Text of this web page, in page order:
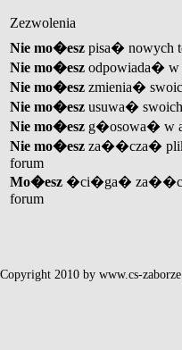
Zezwolenia
Nie mo�esz pisa� nowych
Nie mo�esz odpowiada� w
Nie mo�esz zmienia�
Nie mo�esz usuwa�
Nie mo�esz g�osowa� w
Nie mo�esz za��cza�
forum
Mo�esz �ci�ga�
forum
Copyright 2010 by www.cs-